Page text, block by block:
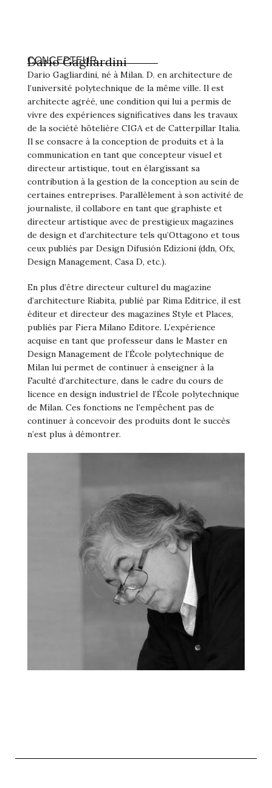
Darío Gagliardini
CONCEPTEUR
Dario Gagliardini, né à Milan. D. en architecture de
l’université polytechnique de la même ville. Il est
architecte agréé, une condition qui lui a permis de
vivre des expériences significatives dans les travaux
de la société hôtelière CIGA et de Catterpillar Italia.
Il se consacre à la conception de produits et à la
communication en tant que concepteur visuel et
directeur artistique, tout en élargissant sa
contribution à la gestion de la conception au sein de
certaines entreprises. Parallèlement à son activité de
journaliste, il collabore en tant que graphiste et
directeur artistique avec de prestigieux magazines
de design et d’architecture tels qu’Ottagono et tous
ceux publiés par Design Difusión Edizioni (ddn, Ofx,
Design Management, Casa D, etc.).
En plus d’être directeur culturel du magazine
d’architecture Riabita, publié par Rima Editrice, il est
éditeur et directeur des magazines Style et Places,
publiés par Fiera Milano Editore. L’expérience
acquise en tant que professeur dans le Master en
Design Management de l’École polytechnique de
Milan lui permet de continuer à enseigner à la
Faculté d’architecture, dans le cadre du cours de
licence en design industriel de l’École polytechnique
de Milan. Ces fonctions ne l’empêchent pas de
continuer à concevoir des produits dont le succès
n’est plus à démontrer.